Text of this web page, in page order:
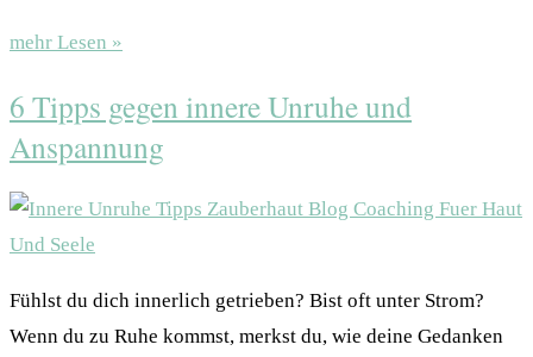
mehr Lesen »
6 Tipps gegen innere Unruhe und
Anspannung
Fühlst du dich innerlich getrieben? Bist oft unter Strom?
Wenn du zu Ruhe kommst, merkst du, wie deine Gedanken